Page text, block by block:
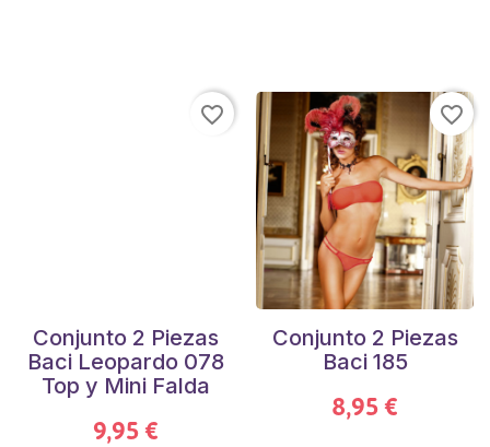
Conjunto 2 Piezas
Baci Leopardo 078
Top y Mini Falda
9,95 €
favorite_border
Conjunto 2 Piezas
Baci 185
8,95 €
favorite_border